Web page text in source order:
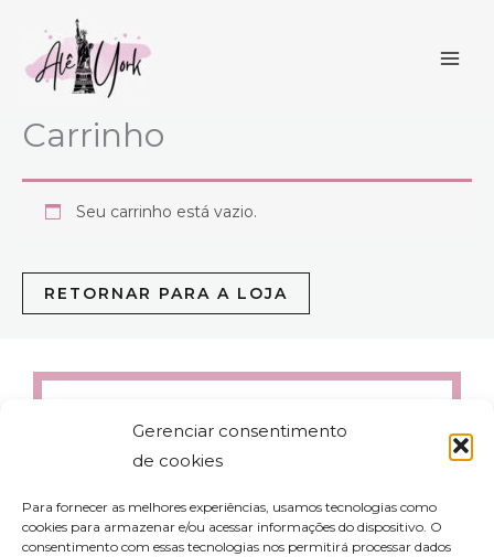
Gerenciar consentimento
de cookies
Para fornecer as melhores experiências, usamos tecnologias como
cookies para armazenar e/ou acessar informações do dispositivo. O
consentimento com essas tecnologias nos permitirá processar dados
conteúdo
Carrinho
Seu carrinho está vazio.
RETORNAR PARA A LOJA